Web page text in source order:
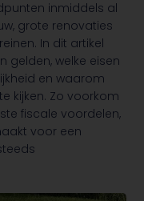
inmiddels al
grote renovaties
In dit artikel
gelden, welke eisen
en waarom
kijken. Zo voorkom
fiscale voordelen,
voor een